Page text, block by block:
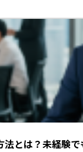
法とは？未経験